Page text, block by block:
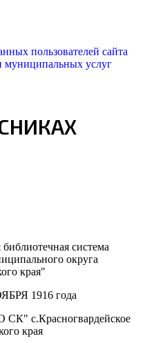
пользователей сайта
муниципальных услуг
система
округа
края"
1916 года
с.Красногвардейское
края